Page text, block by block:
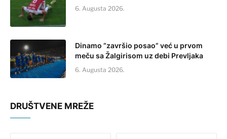
6. Augusta 2026.
Dinamo “završio posao” već u prvom
meču sa Žalgirisom uz debi Prevljaka
6. Augusta 2026.
DRUŠTVENE MREŽE